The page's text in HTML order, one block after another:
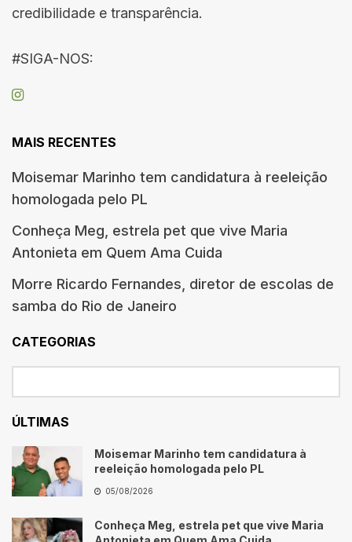
credibilidade e transparência.
#SIGA-NOS:
MAIS RECENTES
Moisemar Marinho tem candidatura à reeleição
homologada pelo PL
Conheça Meg, estrela pet que vive Maria
Antonieta em Quem Ama Cuida
Morre Ricardo Fernandes, diretor de escolas de
samba do Rio de Janeiro
CATEGORIAS
ÚLTIMAS
Moisemar Marinho tem candidatura à
reeleição homologada pelo PL
05/08/2026
Conheça Meg, estrela pet que vive Maria